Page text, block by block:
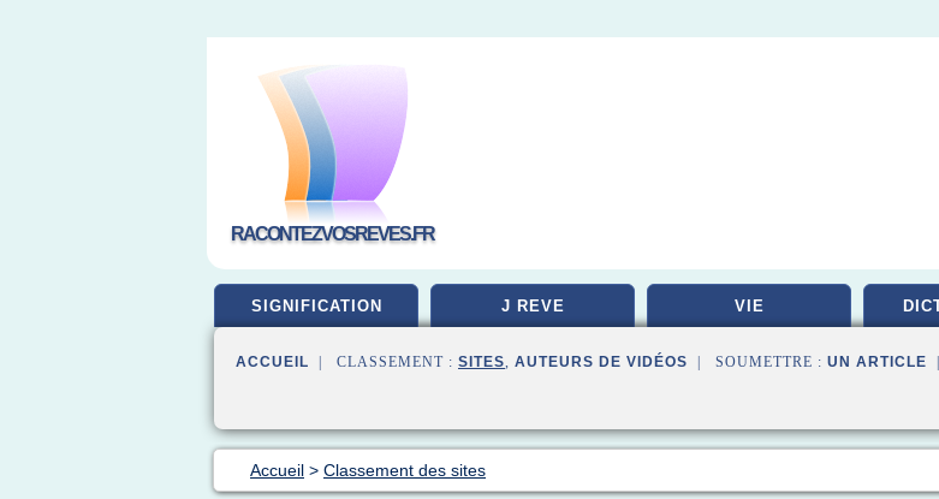
RACONTEZVOSREVES.FR
SIGNIFICATION J REVE VIE
ACCUEIL | CLASSEMENT : SITES, AUTEURS DE VIDÉOS | SOUMETTRE : UN ARTICLE
Accueil > Classement des sites